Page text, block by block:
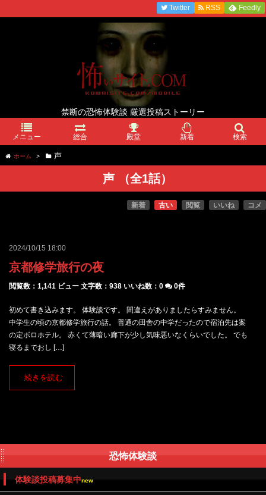
禁断の恐怖体験談 厳選投稿ストーリー
メニュー 総合 殿堂 新着 検索
Twitter RSS Feedly
ホーム > 声
声 （全1話）
新着 古い 閲覧 いいね コメ
2024/10/15 18:00
京都修学旅行の夜
閲覧数：1,141 ビュー 文字数：938 いいね数： 0 0件
初めて書き込みます。 体験談です。 間違えがありましたらすみません。
中学生の頃の京都修学旅行の話。 普通の田舎の中学だったので宿泊先は案
の定ボロホテル。 赤くて薄暗い廊下が少し気味悪いなくらいでした。 でも
寝るまでおし […]
続きを読む
恐怖体験談
体験談投稿募集中new